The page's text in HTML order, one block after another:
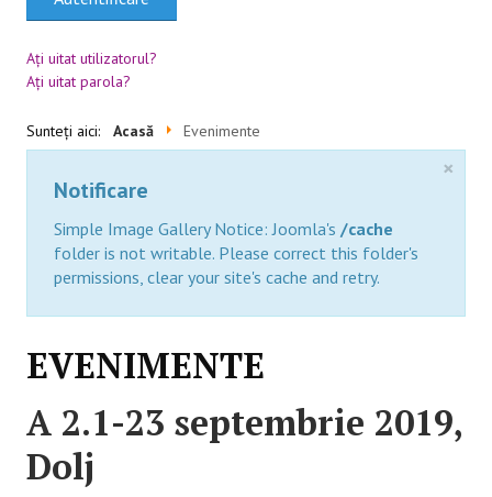
CONTACT
BLACKBOARD
Aţi uitat utilizatorul?
Aţi uitat parola?
Sunteți aici: Acasă Evenimente
×
Notificare
Simple Image Gallery Notice: Joomla's /cache
folder is not writable. Please correct this folder's
permissions, clear your site's cache and retry.
EVENIMENTE
A 2.1-23 septembrie 2019,
Dolj